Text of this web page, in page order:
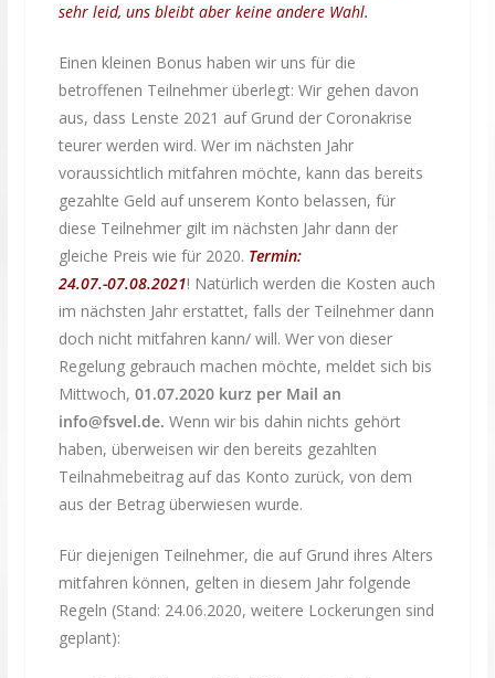
sehr leid, uns bleibt aber keine andere Wahl.
Einen kleinen Bonus haben wir uns für die
betroffenen Teilnehmer überlegt: Wir gehen davon
aus, dass Lenste 2021 auf Grund der Coronakrise
teurer werden wird. Wer im nächsten Jahr
voraussichtlich mitfahren möchte, kann das bereits
gezahlte Geld auf unserem Konto belassen, für
diese Teilnehmer gilt im nächsten Jahr dann der
gleiche Preis wie für 2020. Termin:
24.07.-07.08.2021! Natürlich werden die Kosten auch
im nächsten Jahr erstattet, falls der Teilnehmer dann
doch nicht mitfahren kann/ will. Wer von dieser
Regelung gebrauch machen möchte, meldet sich bis
Mittwoch, 01.07.2020 kurz per Mail an
info@fsvel.de. Wenn wir bis dahin nichts gehört
haben, überweisen wir den bereits gezahlten
Teilnahmebeitrag auf das Konto zurück, von dem
aus der Betrag überwiesen wurde.
Für diejenigen Teilnehmer, die auf Grund ihres Alters
mitfahren können, gelten in diesem Jahr folgende
Regeln (Stand: 24.06.2020, weitere Lockerungen sind
geplant):